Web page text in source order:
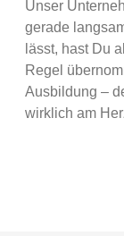
Unser
gerade
lässt, hast Du
Regel
Ausbildung –
wirklich am